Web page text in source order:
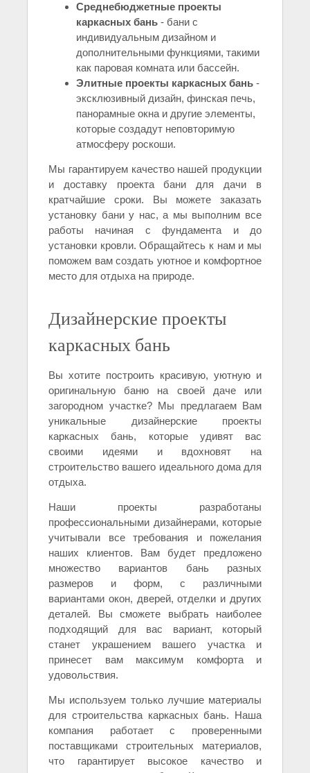
Среднебюджетные проекты
каркасных бань - бани с
индивидуальным дизайном и
дополнительными функциями, такими
как паровая комната или бассейн.
Элитные проекты каркасных бань -
эксклюзивный дизайн, финская печь,
панорамные окна и другие элементы,
которые создадут неповторимую
атмосферу роскоши.
Мы гарантируем качество нашей продукции
и доставку проекта бани для дачи в
кратчайшие сроки. Вы можете заказать
установку бани у нас, а мы выполним все
работы начиная с фундамента и до
установки кровли. Обращайтесь к нам и мы
поможем вам создать уютное и комфортное
место для отдыха на природе.
Дизайнерские проекты
каркасных бань
Вы хотите построить красивую, уютную и
оригинальную баню на своей даче или
загородном участке? Мы предлагаем Вам
уникальные дизайнерские проекты
каркасных бань, которые удивят вас
своими идеями и вдохновят на
строительство вашего идеального дома для
отдыха.
Наши проекты разработаны
профессиональными дизайнерами, которые
учитывали все требования и пожелания
наших клиентов. Вам будет предложено
множество вариантов бань разных
размеров и форм, с различными
вариантами окон, дверей, отделки и других
деталей. Вы сможете выбрать наиболее
подходящий для вас вариант, который
станет украшением вашего участка и
принесет вам максимум комфорта и
удовольствия.
Мы используем только лучшие материалы
для строительства каркасных бань. Наша
компания работает с проверенными
поставщиками строительных материалов,
что гарантирует высокое качество и